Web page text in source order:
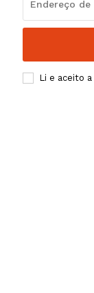
Li e aceito a